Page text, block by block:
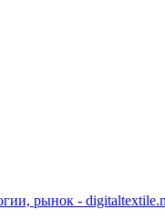
рынок -